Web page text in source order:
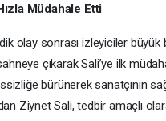
Müdahale Etti
olay sonrası izleyiciler büyük
çıkarak Sali’ye ilk
bürünerek sanatçının
Ziynet Sali, tedbir amaçlı